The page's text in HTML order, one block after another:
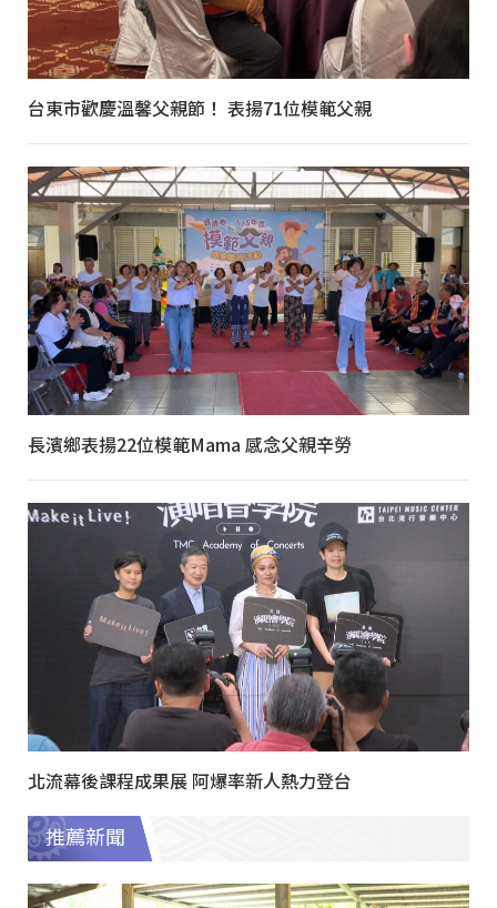
台東市歡慶溫馨父親節！ 表揚71位模範父親
長濱鄉表揚22位模範Mama 感念父親辛勞
北流幕後課程成果展 阿爆率新人熱力登台
推薦新聞